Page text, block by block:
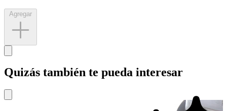
Quizás también te pueda interesar